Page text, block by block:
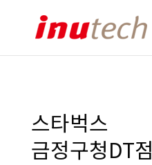
스타벅스
금정구청DT점